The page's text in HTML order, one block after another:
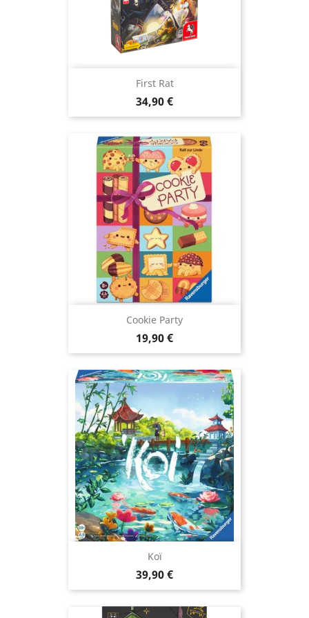
First Rat
Prix
34,90 €
Cookie Party
Prix
19,90 €
Koï
Prix
39,90 €